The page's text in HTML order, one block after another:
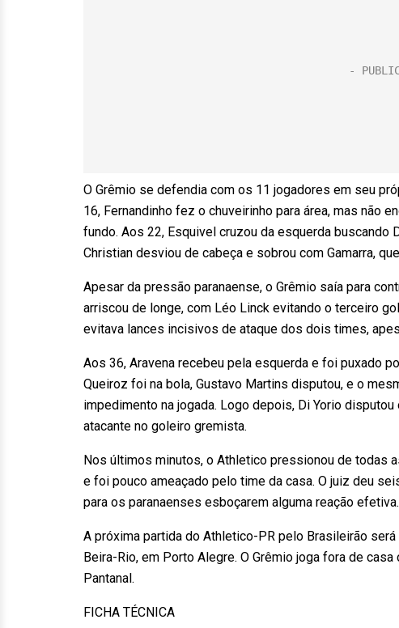
O Grêmio se defendia com os 11 jogadores em seu
16, Fernandinho fez o chuveirinho para área, mas não
fundo. Aos 22, Esquivel cruzou da esquerda buscando
Christian desviou de cabeça e sobrou com Gamarra,
Apesar da pressão paranaense, o Grêmio saía para
arriscou de longe, com Léo Linck evitando o terceiro
evitava lances incisivos de ataque dos dois times,
Aos 36, Aravena recebeu pela esquerda e foi puxado
Queiroz foi na bola, Gustavo Martins disputou, e o
impedimento na jogada. Logo depois, Di Yorio
atacante no goleiro gremista.
Nos últimos minutos, o Athletico pressionou de todas
e foi pouco ameaçado pelo time da casa. O juiz deu
para os paranaenses esboçarem alguma reação efetiva.
A próxima partida do Athletico-PR pelo Brasileirão
Beira-Rio, em Porto Alegre. O Grêmio joga fora de
Pantanal.
FICHA TÉCNICA